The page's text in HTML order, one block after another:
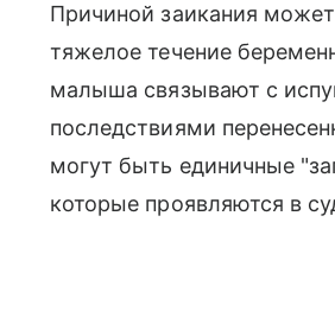
Причиной заикания
тяжелое течение
малыша связывают с
последствиями
могут быть единичные
которые проявляются в